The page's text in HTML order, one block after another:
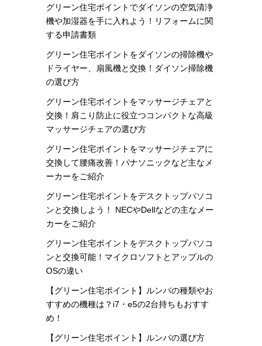
グリーン住宅ポイントでダイソンの空気清浄
機や加湿器を手に入れよう！リフォームに関
する申請書類
グリーン住宅ポイントをダイソンの掃除機や
ドライヤー、扇風機と交換！ダイソン掃除機
の選び方
グリーン住宅ポイントをマッサージチェアと
交換！肩こり防止に役立つコンパクトな高級
マッサージチェアの選び方
グリーン住宅ポイントをマッサージチェアに
交換して腰痛改善！パナソニックなど主なメ
ーカーをご紹介
グリーン住宅ポイントをデスクトップパソコ
ンと交換しよう！ NECやDellなどの主なメー
カーをご紹介
グリーン住宅ポイントをデスクトップパソコ
ンと交換可能！マイクロソフトとアップルの
OSの違い
【グリーン住宅ポイント】ルンバの種類やお
すすめの機種は？i7・e5の2台持ちもおすす
め！
【グリーン住宅ポイント】ルンバの選び方